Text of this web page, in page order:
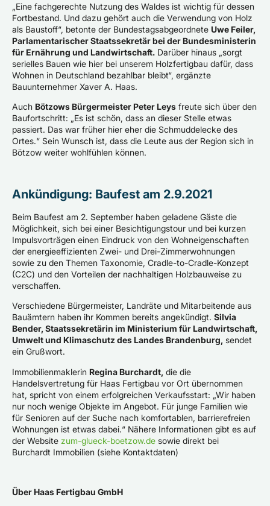
„Eine fachgerechte Nutzung des Waldes ist wichtig für dessen
Fortbestand. Und dazu gehört auch die Verwendung von Holz
als Baustoff“, betonte der Bundestagsabgeordnete Uwe Feiler,
Parlamentarischer Staatssekretär bei der Bundesministerin
für Ernährung und Landwirtschaft. Darüber hinaus „sorgt
serielles Bauen wie hier bei unserem Holzfertigbau dafür, dass
Wohnen in Deutschland bezahlbar bleibt“, ergänzte
Bauunternehmer Xaver A. Haas.
Auch Bötzows Bürgermeister Peter Leys freute sich über den
Baufortschritt: „Es ist schön, dass an dieser Stelle etwas
passiert. Das war früher hier eher die Schmuddelecke des
Ortes.“ Sein Wunsch ist, dass die Leute aus der Region sich in
Bötzow weiter wohlfühlen können.
Ankündigung: Baufest am 2.9.2021
Beim Baufest am 2. September haben geladene Gäste die
Möglichkeit, sich bei einer Besichtigungstour und bei kurzen
Impulsvorträgen einen Eindruck von den Wohneigenschaften
der energieeffizienten Zwei- und Drei-Zimmerwohnungen
sowie zu den Themen Taxonomie, Cradle-to-Cradle-Konzept
(C2C) und den Vorteilen der nachhaltigen Holzbauweise zu
verschaffen.
Verschiedene Bürgermeister, Landräte und Mitarbeitende aus
Bauämtern haben ihr Kommen bereits angekündigt. Silvia
Bender, Staatssekretärin im Ministerium für Landwirtschaft,
Umwelt und Klimaschutz des Landes Brandenburg, sendet
ein Grußwort.
Immobilienmaklerin Regina Burchardt, die die
Handelsvertretung für Haas Fertigbau vor Ort übernommen
hat, spricht von einem erfolgreichen Verkaufsstart: „Wir haben
nur noch wenige Objekte im Angebot. Für junge Familien wie
für Senioren auf der Suche nach komfortablen, barrierefreien
Wohnungen ist etwas dabei.“ Nähere Informationen gibt es auf
der Website zum-glueck-boetzow.de sowie direkt bei
Burchardt Immobilien (siehe Kontaktdaten)
Über Haas Fertigbau GmbH